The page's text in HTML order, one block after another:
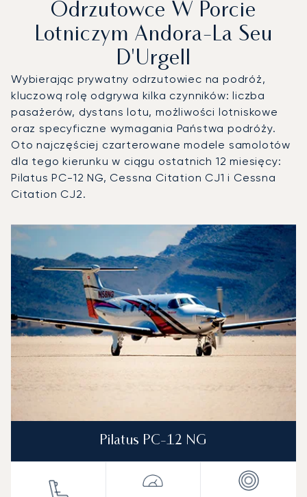
Odrzutowce W Porcie
Lotniczym Andora-La Seu
D'Urgell
Wybierając prywatny odrzutowiec na podróż,
kluczową rolę odgrywa kilka czynników: liczba
pasażerów, dystans lotu, możliwości lotniskowe
oraz specyficzne wymagania Państwa podróży.
Oto najczęściej czarterowane modele samolotów
dla tego kierunku w ciągu ostatnich 12 miesięcy:
Pilatus PC-12 NG, Cessna Citation CJ1 i Cessna
Citation CJ2.
Zdjęcie samolotu
Model samolotu
Miejsca
Prędkość (km/h)
Prędkość (węzły)Zasięg (km)
Zasięg (NM)
Pilatus PC-12 NG